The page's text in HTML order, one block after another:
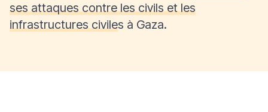
ses attaques contre les civils et les
infrastructures civiles à Gaza.